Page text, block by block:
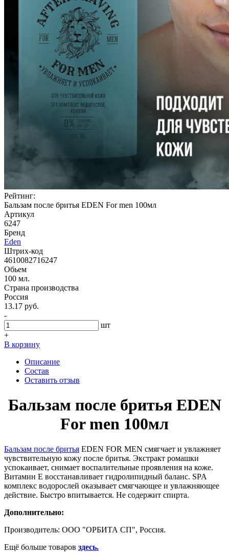
Рейтинг:
Бальзам после бритья EDEN For men 100мл
Артикул
6247
Бренд
Eden
Штрих-код
4610082716247
Обьем
100 мл.
Страна производства
Россия
13.17 руб.
-
шт
+
В корзину
Описание
Состав
Оставить отзыв
Бальзам после бритья EDEN
For men 100мл
Бальзам после бритья EDEN FOR MEN смягчает и увлажняет
чувствительную кожу после бритья. Экстракт ромашки
успокаивает, снимает воспалительные проявления на коже.
Витамин Е восстанавливает гидролипидный баланс. SPA
комплекс водорослей оказывает смягчающее и увлажняющее
действие. Быстро впитывается. Не содержит спирта.
Дополнительно:
Производитель: ООО "ОРБИТА СП", Россия.
Ещё больше товаров здесь.